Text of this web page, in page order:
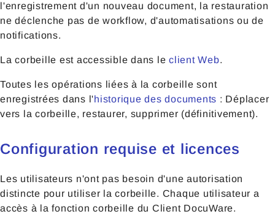
l'enregistrement d'un nouveau document, la restauration
ne déclenche pas de workflow, d'automatisations ou de
notifications.
La corbeille est accessible dans le client Web.
Toutes les opérations liées à la corbeille sont
enregistrées dans l'historique des documents : Déplacer
vers la corbeille, restaurer, supprimer (définitivement).
Configuration requise et licences
Les utilisateurs n'ont pas besoin d'une autorisation
distincte pour utiliser la corbeille. Chaque utilisateur a
accès à la fonction corbeille du Client DocuWare.